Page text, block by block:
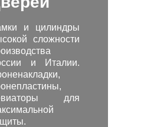
и цилиндры
сложности
и Италии.
для